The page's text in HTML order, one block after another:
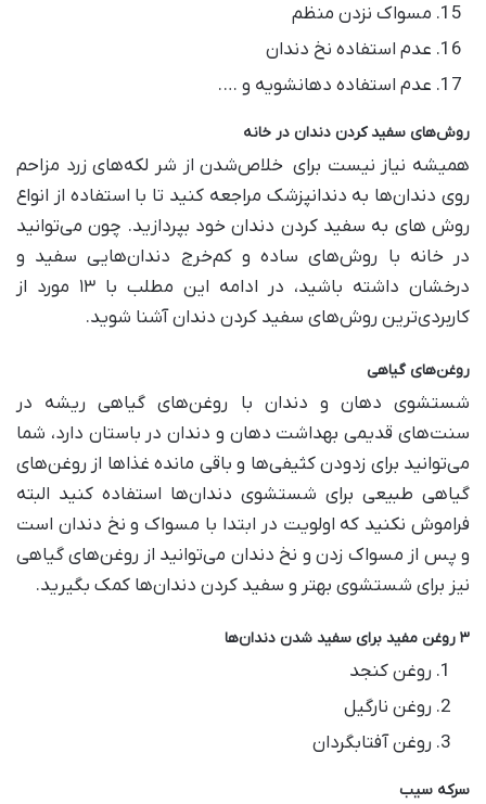
مسواک نزدن منظم
عدم استفاده نخ دندان
عدم استفاده دهانشویه و ….
روش‌های سفید کردن دندان در خانه
همیشه نیاز نیست برای خلاص‌شدن از شر لکه‌های زرد مزاحم
روی دندان‌ها به دندانپزشک مراجعه کنید تا با استفاده از انواع
روش های به سفید کردن دندان خود بپردازید. چون می‌توانید
در خانه با روش‌های ساده و کم‌خرج دندان‌هایی سفید و
درخشان داشته باشید، در ادامه این مطلب با ۱۳ مورد از
کاربردی‌ترین روش‌های سفید کردن دندان آشنا شوید.
روغن‌های گیاهی
شستشوی دهان‌ و دندان با روغن‌های گیاهی ریشه در
سنت‌های قدیمی بهداشت دهان و دندان در باستان دارد، شما
می‌توانید برای زدودن کثیفی‌ها و باقی مانده‌ غذاها از روغن‌های
گیاهی طبیعی برای شستشوی دندان‌ها استفاده کنید البته
فراموش نکنید که اولویت در ابتدا با مسواک و نخ دندان است
و پس از مسواک زدن و نخ دندان می‌توانید از روغن‌های گیاهی
نیز برای شستشوی بهتر و سفید کردن دندان‌ها کمک بگیرید.
۳ روغن مفید برای سفید شدن دندان‌ها
روغن کنجد
روغن نارگیل
روغن آفتابگردان
سرکه سیب